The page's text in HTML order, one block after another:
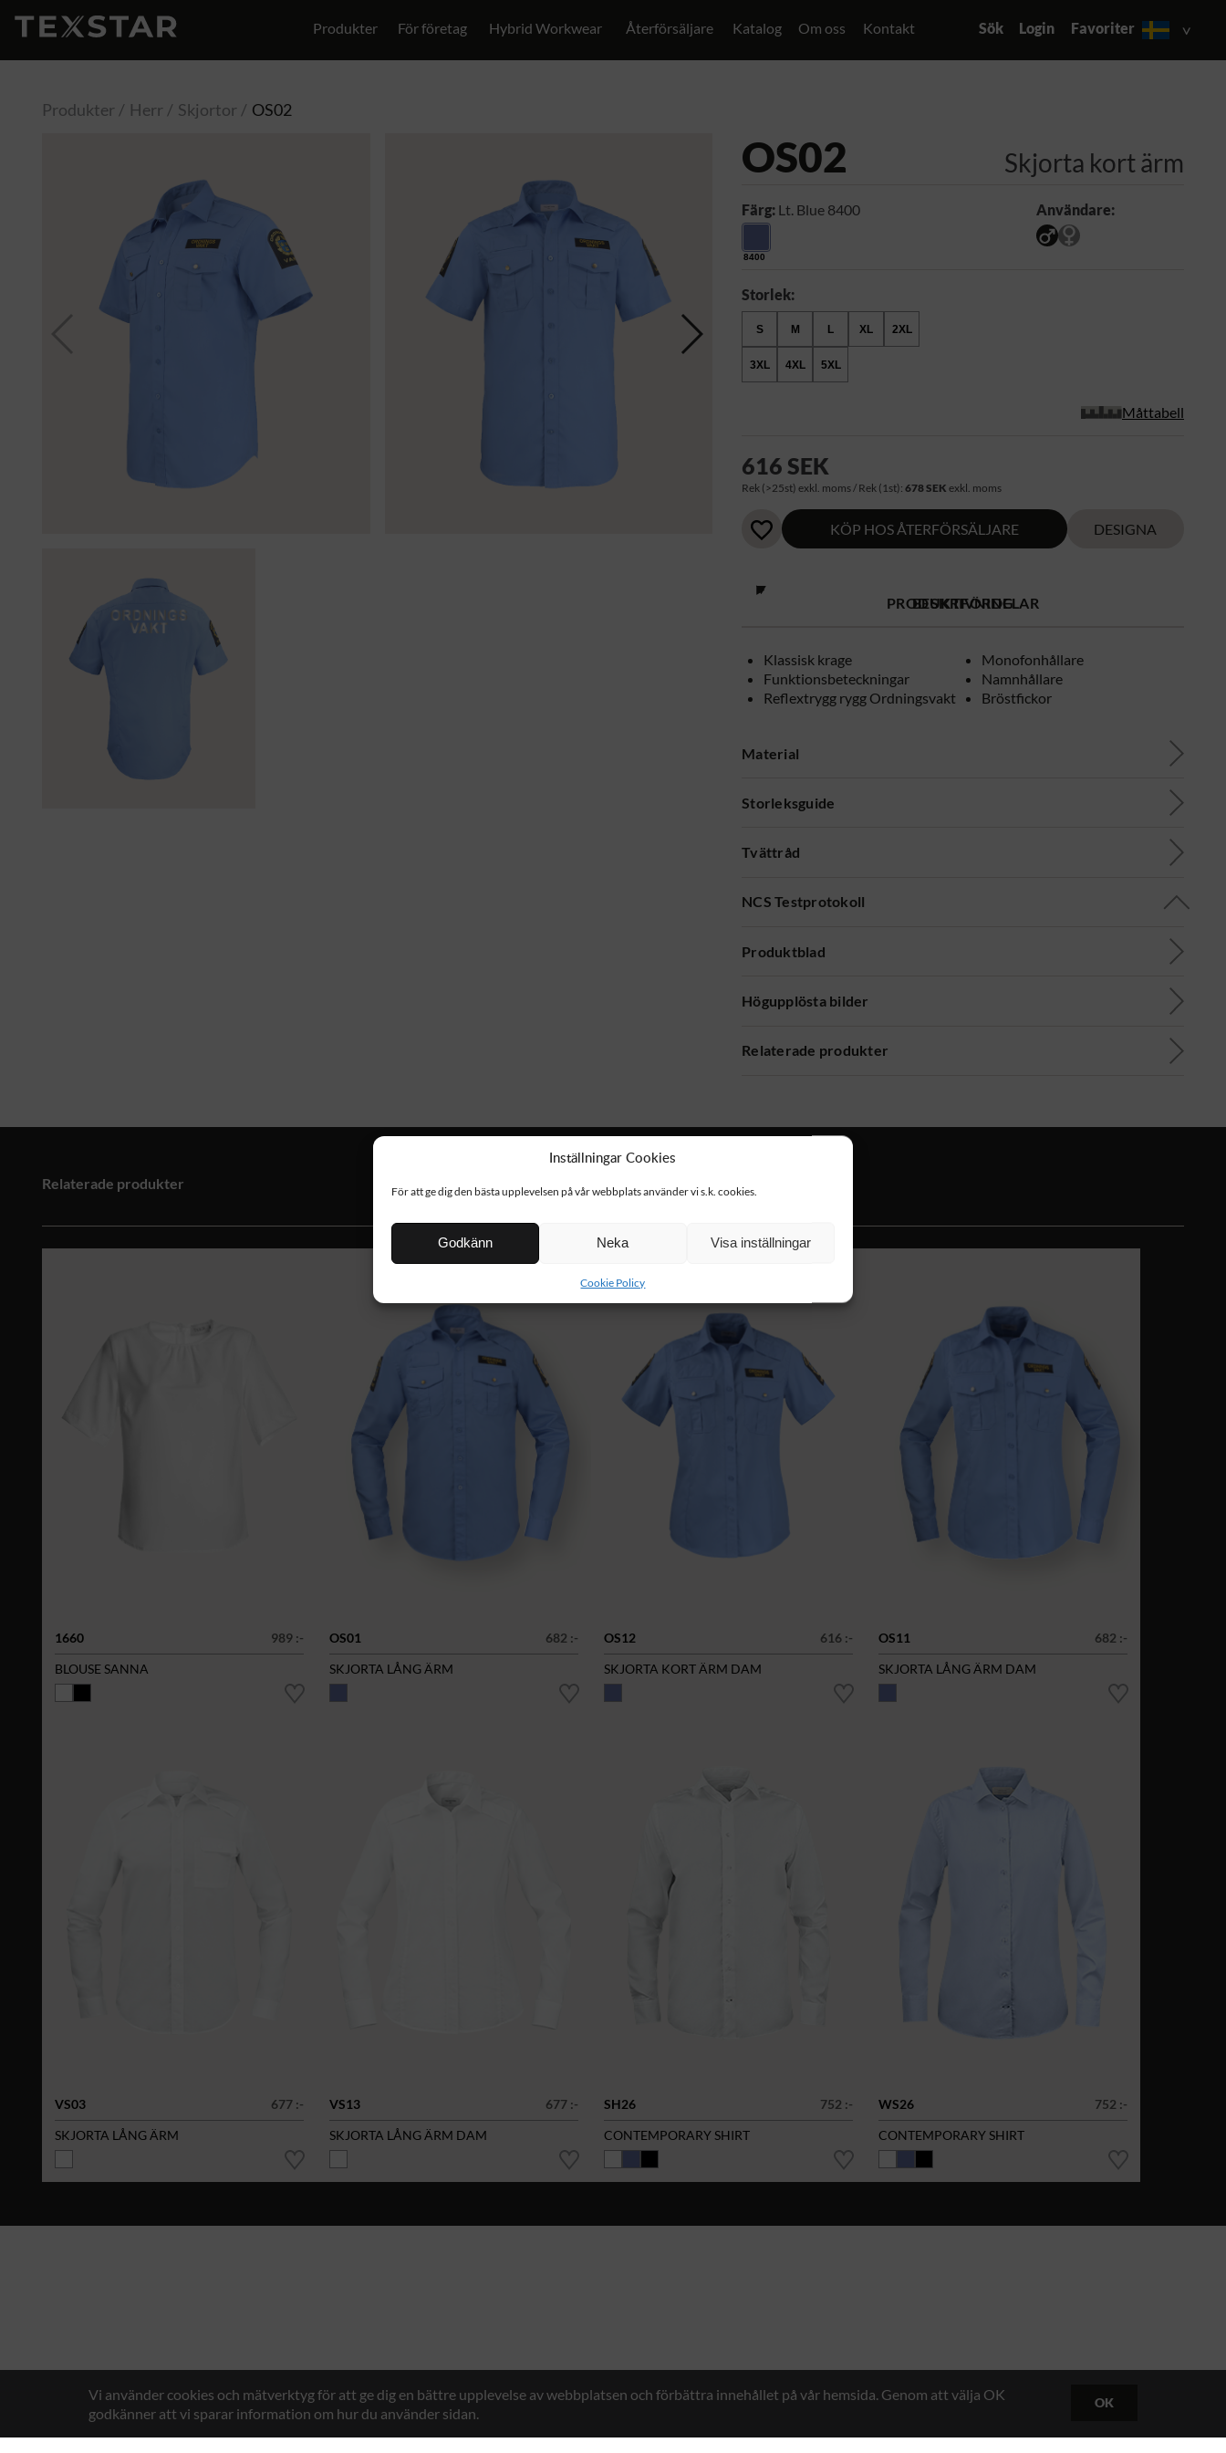
Inställningar Cookies
För att ge dig den bästa upplevelsen på vår webbplats använder vi s.k. cookies.
Godkänn Neka Visa inställningar
Cookie Policy
Produkter För företag Hybrid Workwear Återförsäljare Katalog Om oss Kontakt Sök Login Favoriter
Produkter Herr Skjortor OS02
OS02 Skjorta kort ärm
Färg: Lt. Blue 8400
8400
Användare:
Storlek:
S M L XL 2XL
3XL 4XL 5XL
Måttabell
616 SEK
Rek (>25st) exkl. moms / Rek (1st):678 SEK exkl. moms
KÖP HOS ÅTERFÖRSÄLJARE DESIGNA
PRODUKTFÖRDELAR
Klassisk krage
Funktionsbeteckningar
Reflextrygg rygg Ordningsvakt
Monofonhållare
Namnhållare
Bröstfickor
BESKRIVNING
Material
Storleksguide
Tvättråd
NCS Testprotokoll
Produktblad
Högupplösta bilder
Relaterade produkter
Relaterade produkter
1660
989 :-
BLOUSE SANNA
OS01
682 :-
SKJORTA LÅNG ÄRM
OS12
616 :-
SKJORTA KORT ÄRM DAM
OS11
682 :-
SKJORTA LÅNG ÄRM DAM
VS03
677 :-
SKJORTA LÅNG ÄRM
VS13
677 :-
SKJORTA LÅNG ÄRM DAM
SH26
752 :-
CONTEMPORARY SHIRT
WS26
752 :-
CONTEMPORARY SHIRT
Vi använder cookies och mätverktyg för att ge dig en bättre upplevelse av webbplatsen och förbättra innehållet på vår hemsida. Genom att välja OK
godkänner att vi sparar information om hur du använder sidan.
OK